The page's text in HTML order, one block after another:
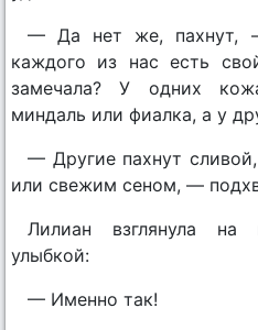
— Да нет же, пахнут,
каждого из нас есть
замечала? У одних
миндаль или фиалка, а у
— Другие пахнут
или свежим сеном, —
Лилиан взглянула на
улыбкой:
— Именно так!